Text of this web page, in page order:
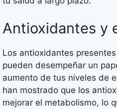
Antioxidantes y
Los antioxidantes
pueden desempeñar un
aumento de tus niveles de
han mostrado que los
mejorar el metabolismo, lo